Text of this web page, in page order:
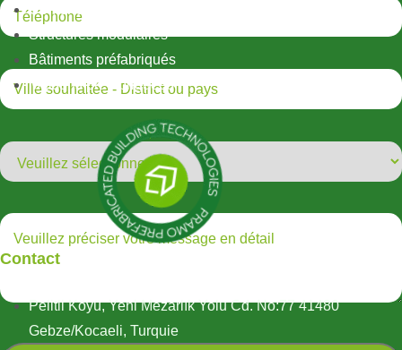
Conteneur
Structures modulaires
Bâtiments préfabriqués
Maisons préfabriquées
Contact
Pelitli Köyü, Yeni Mezarlık Yolu Cd. No:77 41480
Gebze/Kocaeli, Turquie